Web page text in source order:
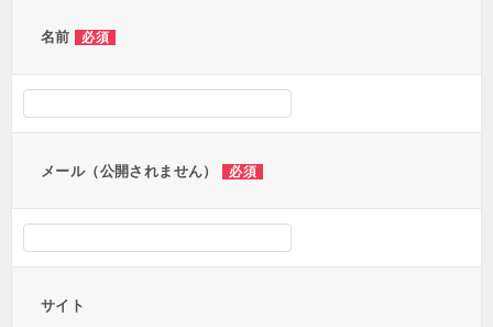
ョ
名前 必須
メール（公開されません） 必須
サイト